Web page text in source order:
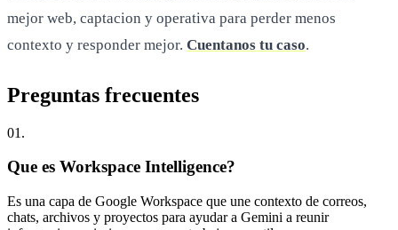
mejor web, captacion y operativa para perder menos
contexto y responder mejor. Cuentanos tu caso.
Preguntas frecuentes
01 .
Que es Workspace Intelligence?
Es una capa de Google Workspace que une contexto de correos,
chats, archivos y proyectos para ayudar a Gemini a reunir